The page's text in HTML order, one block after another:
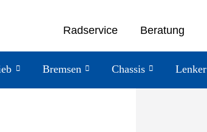
Radservice Beratung
Bremsen Chassis Lenker